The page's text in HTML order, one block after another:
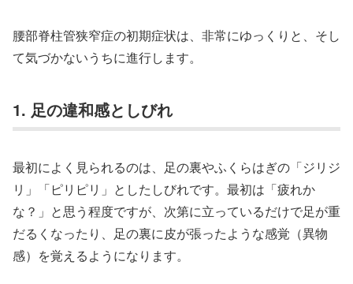
腰部脊柱管狭窄症の初期症状は、非常にゆっくりと、そし
て気づかないうちに進行します。
1. 足の違和感としびれ
最初によく見られるのは、足の裏やふくらはぎの「ジリジ
リ」「ピリピリ」としたしびれです。最初は「疲れか
な？」と思う程度ですが、次第に立っているだけで足が重
だるくなったり、足の裏に皮が張ったような感覚（異物
感）を覚えるようになります。